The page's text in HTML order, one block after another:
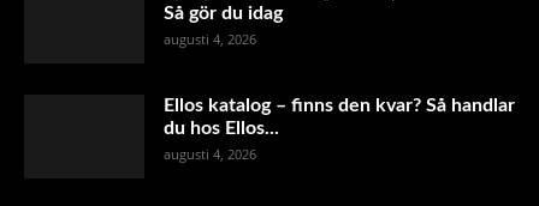
Så gör du idag
augusti 4, 2026
Ellos katalog – finns den kvar? Så handlar
du hos Ellos...
augusti 4, 2026